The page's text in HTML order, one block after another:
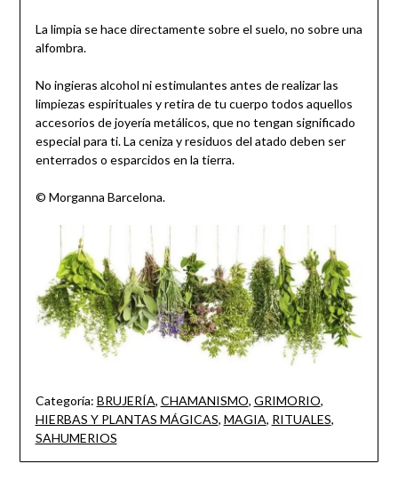
La limpia se hace directamente sobre el suelo, no sobre una
alfombra.
No ingieras alcohol ni estimulantes antes de realizar las
limpiezas espirituales y retira de tu cuerpo todos aquellos
accesorios de joyería metálicos, que no tengan significado
especial para ti. La ceniza y residuos del atado deben ser
enterrados o esparcidos en la tierra.
© Morganna Barcelona.
Categoría: BRUJERÍA, CHAMANISMO, GRIMORIO,
HIERBAS Y PLANTAS MÁGICAS, MAGIA, RITUALES,
SAHUMERIOS